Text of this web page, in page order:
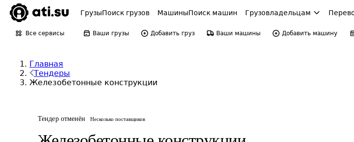
ГрузыПоиск грузов МашиныПоиск машин Грузовладельцам
Все сервисы Ваши грузы Добавить груз Ваши машины Добавить машину
Главная
Тендеры
Железобетонные конструкции
Тендер отменён Несколько поставщиков